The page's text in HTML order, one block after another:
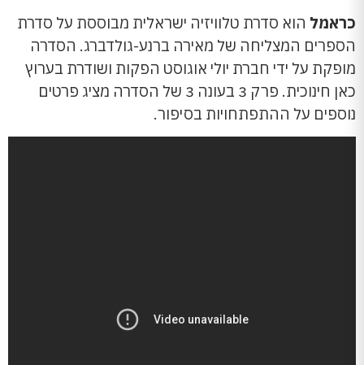
כראמל הוא סדרת טלוויזיה ישראלית מבוססת על סדרת
הספרים המצליחה של מאירה ברנע-גולדברג. הסדרה
מופקת על ידי חברת יולי אוגוסט הפקות ושודרת בערוץ
כאן חינוכית. פרק 3 בעונה 3 של הסדרה מציג פרטים
נוספים על ההתפתחויות בסיפור.